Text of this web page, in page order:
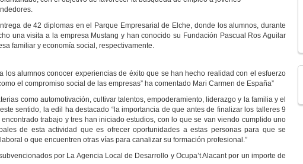
de 42 diplomas en el Parque Empresarial de Elche, donde los alumnos, durante
una visita a la empresa Mustang y han conocido su Fundación Pascual Ros Aguilar
familiar y economía social, respectivamente.
los alumnos conocer experiencias de éxito que se han hecho realidad con el esfuerzo
el compromiso social de las empresas” ha comentado Mari Carmen de España”
como automotivación, cultivar talentos, empoderamiento, liderazgo y la familia y el
sentido, la edil ha destacado “la importancia de que antes de finalizar los talleres 9
trabajo y tres han iniciado estudios, con lo que se van viendo cumplido uno
de esta actividad que es ofrecer oportunidades a estas personas para que se
o que encuentren otras vías para canalizar su formación profesional.”
por La Agencia Local de Desarrollo y Ocupa’t Alacant por un importe de